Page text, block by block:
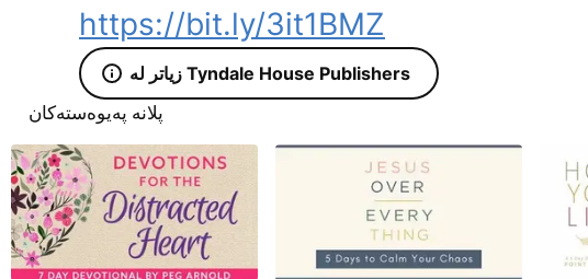
https://bit.ly/3it1BMZ
زیاتر لە Tyndale House Publishers
پلانە پەیوەستەکان